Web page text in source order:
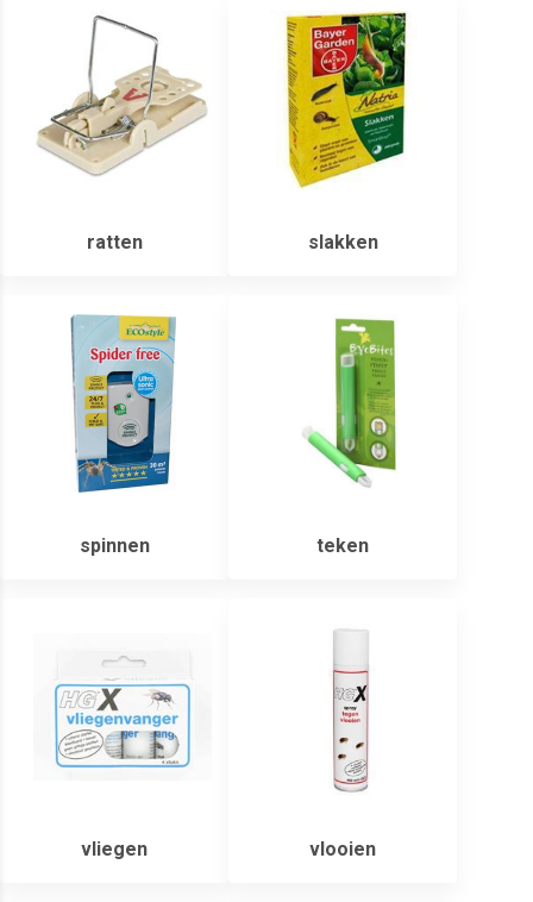
ratten slakken
spinnen teken
vliegen vlooien